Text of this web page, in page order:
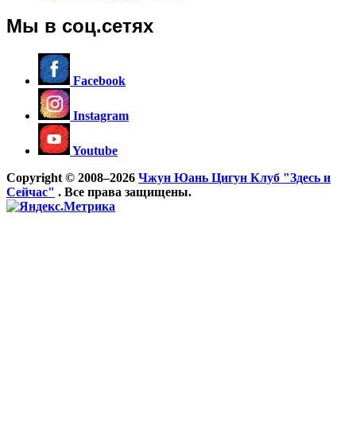
Мы в соц.сетях
Facebook
Instagram
Youtube
Copyright © 2008–2026 Чжун Юань Цигун Клуб "Здесь и
Сейчас" . Все права защищены.